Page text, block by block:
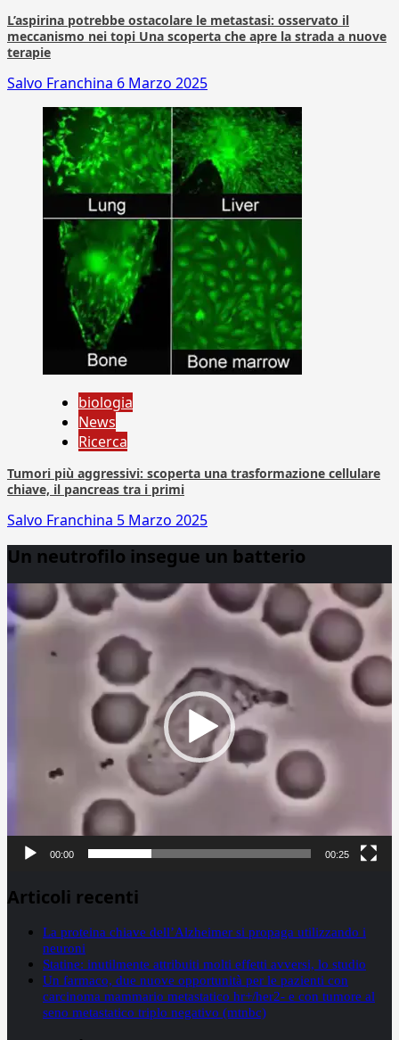
L’aspirina potrebbe ostacolare le metastasi: osservato il
meccanismo nei topi Una scoperta che apre la strada a nuove
terapie
Salvo Franchina 6 Marzo 2025
biologia
News
Ricerca
Tumori più aggressivi: scoperta una trasformazione cellulare
chiave, il pancreas tra i primi
Salvo Franchina 5 Marzo 2025
Un neutrofilo insegue un batterio
Player
00:00 00:25
Articoli recenti
La proteina chiave dell’Alzheimer si propaga utilizzando i
neuroni
Statine: inutilmente attribuiti molti effetti avversi, lo studio
Un farmaco, due nuove opportunità per le pazienti con
carcinoma mammario metastatico hr+/her2- e con tumore al
seno metastatico triplo negativo (mtnbc)